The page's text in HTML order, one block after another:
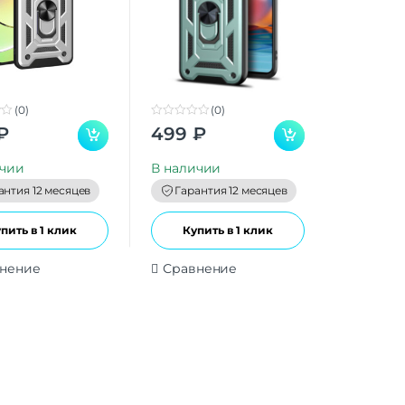
(0)
12 месяцев
в 1 клик
o
o
(0)
499 ₽
В наличии
Гарантия 12 месяцев
Купить в 1 клик
Сравнение